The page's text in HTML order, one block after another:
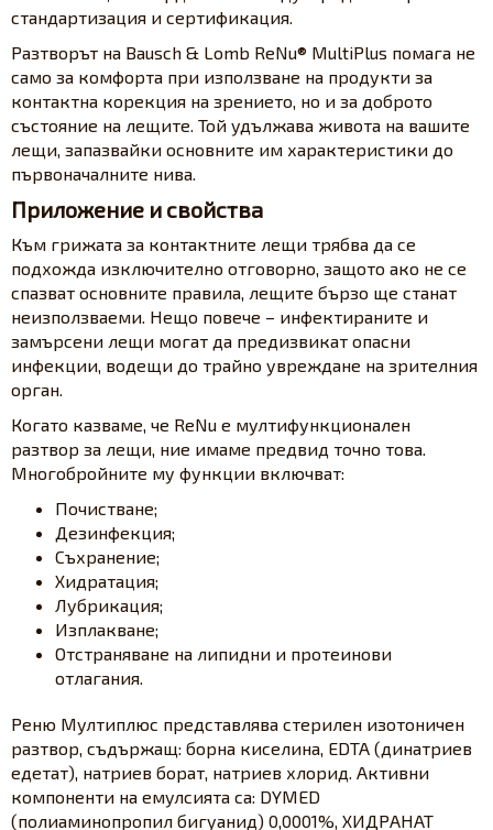
стандартизация и сертификация.
Разтворът на Bausch & Lomb ReNu® MultiPlus помага не
само за комфорта при използване на продукти за
контактна корекция на зрението, но и за доброто
състояние на лещите. Той удължава живота на вашите
лещи, запазвайки основните им характеристики до
първоначалните нива.
Приложение и свойства
Към грижата за контактните лещи трябва да се
подхожда изключително отговорно, защото ако не се
спазват основните правила, лещите бързо ще станат
неизползваеми. Нещо повече – инфектираните и
замърсени лещи могат да предизвикат опасни
инфекции, водещи до трайно увреждане на зрителния
орган.
Когато казваме, че ReNu е мултифункционален
разтвор за лещи, ние имаме предвид точно това.
Многобройните му функции включват:
Почистване;
Дезинфекция;
Съхранение;
Хидратация;
Лубрикация;
Изплакване;
Отстраняване на липидни и протеинови
отлагания.
Реню Мултиплюс представлява стерилен изотоничен
разтвор, съдържащ: борна киселина, EDTA (динатриев
едетат), натриев борат, натриев хлорид. Активни
компоненти на емулсията са: DYMED
(полиаминопропил бигуанид) 0,0001%, ХИДРАНАТ